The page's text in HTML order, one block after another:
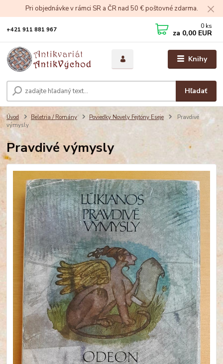
Pri objednávke v rámci SR a ČR nad 50 € poštovné zdarma.
Knihy
Hľadať
+421 911 881 967 0 ks
za 0,00 EUR
Úvod Beletria / Romány Poviedky Novely Fejtóny Eseje
Pravdivé
výmysly
Pravdivé výmysly